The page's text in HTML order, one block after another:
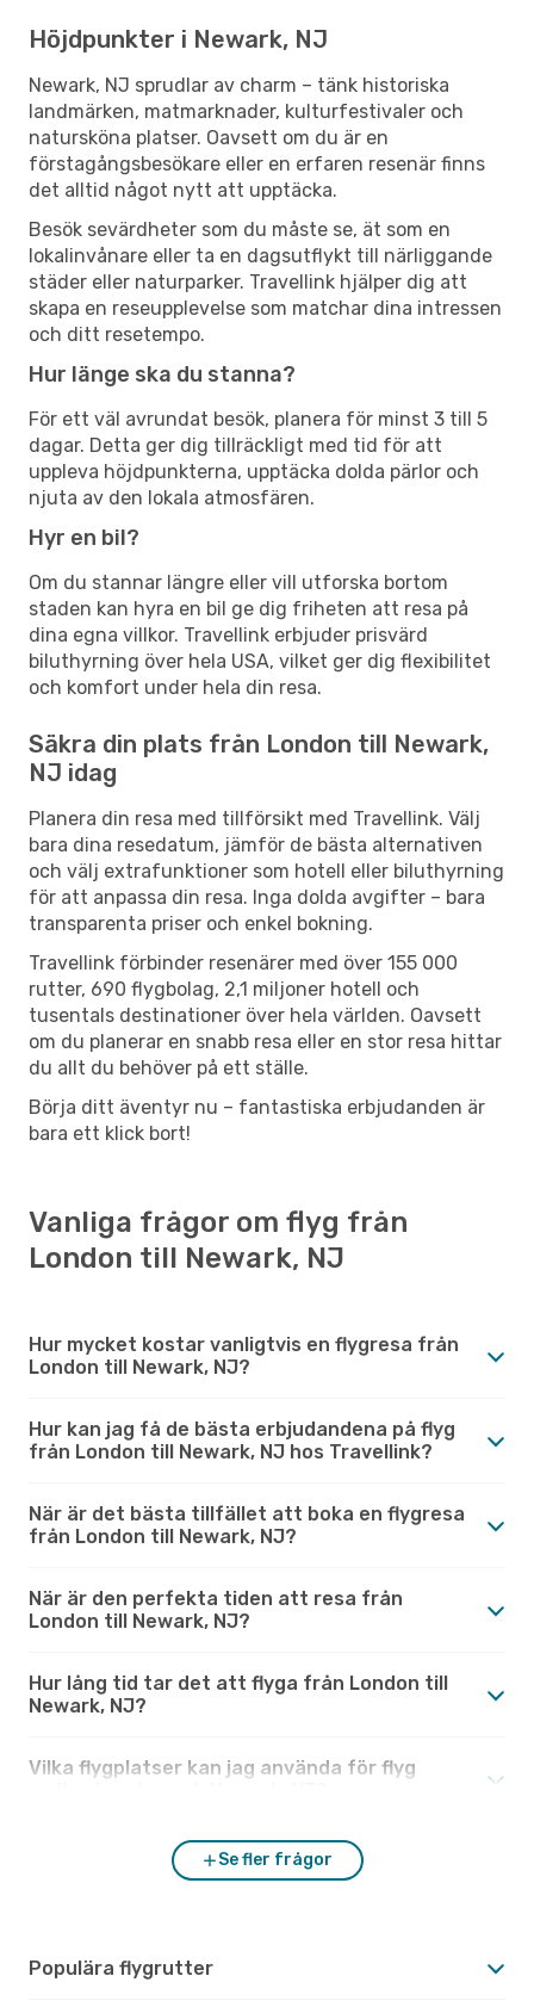
Höjdpunkter i Newark, NJ
Newark, NJ sprudlar av charm – tänk historiska
landmärken, matmarknader, kulturfestivaler och
natursköna platser. Oavsett om du är en
förstagångsbesökare eller en erfaren resenär finns
det alltid något nytt att upptäcka.
Besök sevärdheter som du måste se, ät som en
lokalinvånare eller ta en dagsutflykt till närliggande
städer eller naturparker. Travellink hjälper dig att
skapa en reseupplevelse som matchar dina intressen
och ditt resetempo.
Hur länge ska du stanna?
För ett väl avrundat besök, planera för minst 3 till 5
dagar. Detta ger dig tillräckligt med tid för att
uppleva höjdpunkterna, upptäcka dolda pärlor och
njuta av den lokala atmosfären.
Hyr en bil?
Om du stannar längre eller vill utforska bortom
staden kan hyra en bil ge dig friheten att resa på
dina egna villkor. Travellink erbjuder prisvärd
biluthyrning över hela USA, vilket ger dig flexibilitet
och komfort under hela din resa.
Säkra din plats från London till Newark,
NJ idag
Planera din resa med tillförsikt med Travellink. Välj
bara dina resedatum, jämför de bästa alternativen
och välj extrafunktioner som hotell eller biluthyrning
för att anpassa din resa. Inga dolda avgifter – bara
transparenta priser och enkel bokning.
Travellink förbinder resenärer med över 155 000
rutter, 690 flygbolag, 2,1 miljoner hotell och
tusentals destinationer över hela världen. Oavsett
om du planerar en snabb resa eller en stor resa hittar
du allt du behöver på ett ställe.
Börja ditt äventyr nu – fantastiska erbjudanden är
bara ett klick bort!
Vanliga frågor om flyg från
London till Newark, NJ
Hur mycket kostar vanligtvis en flygresa från
London till Newark, NJ?
Hur kan jag få de bästa erbjudandena på flyg
från London till Newark, NJ hos Travellink?
När är det bästa tillfället att boka en flygresa
från London till Newark, NJ?
När är den perfekta tiden att resa från
London till Newark, NJ?
Hur lång tid tar det att flyga från London till
Newark, NJ?
Vilka flygplatser kan jag använda för flyg
Se fler frågor
Populära flygrutter